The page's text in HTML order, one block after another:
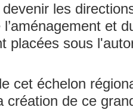
les
l’aménagement et
placées sous
cet échelon
création de ce